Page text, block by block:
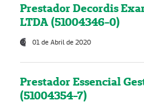
Prestador Decordis
LTDA (51004346-0)
01 de Abril de 2020
Prestador Essencial
(51004354-7)